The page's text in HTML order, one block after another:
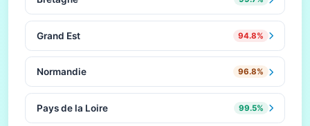
Grand Est 94.8%
Normandie 96.8%
Pays de la Loire 99.5%